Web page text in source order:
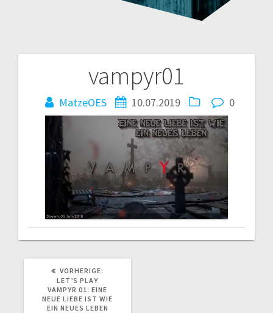
vampyr01
MatzeOES 10.07.2019 0
Beitragsnavigation
VORHERIGE:
LET’S PLAY
VAMPYR 01: EINE
NEUE LIEBE IST WIE
EIN NEUES LEBEN